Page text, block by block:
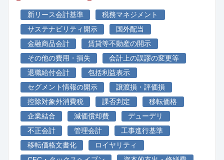
新リース会計基準
税務マネジメント
サステナビリティ開示
国外配当
金融商品会計
賃貸等不動産の開示
その他の費用・損失
会計上の誤謬の変更等
退職給付会計
包括利益表示
セグメント情報の開示
譲渡損・評価損
控除対象外消費税
課否判定
移転価格
企業結合
減価償却費
デューデリ
不正会計
管理会計
工事進行基準
移転価格文書化
ロイヤリティ